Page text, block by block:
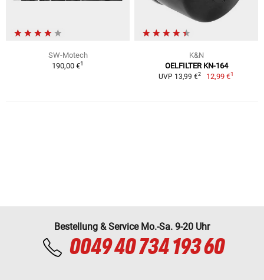
SW-Motech
190,00 €1
K&N
OELFILTER KN-164
UVP 13,99 €2 12,99 €1
Bestellung & Service Mo.-Sa. 9-20 Uhr
0049 40 734 193 60